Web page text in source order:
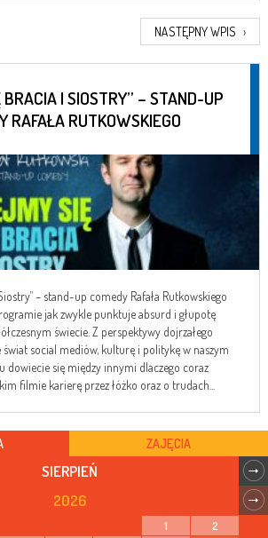
NASTĘPNY WPIS ›
I SIOSTRY” – STAND-UP
RAFAŁA RUTKOWSKIEGO
– stand-up comedy Rafała Rutkowskiego
jak zwykle punktuje absurd i głupotę
świecie. Z perspektywy dojrzałego
social mediów, kulturę i politykę w naszym
dowiecie się między innymi dlaczego coraz
filmie karierę przez łóżko oraz o trudach...
ZAJĘCIA
SIERPIEŃ
2026
1 2